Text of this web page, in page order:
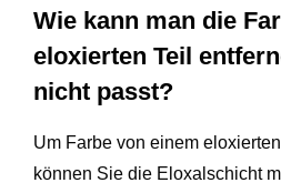
Wie kann man die
eloxierten Teil
nicht passt?
Um Farbe von einem
können Sie die Eloxalschicht